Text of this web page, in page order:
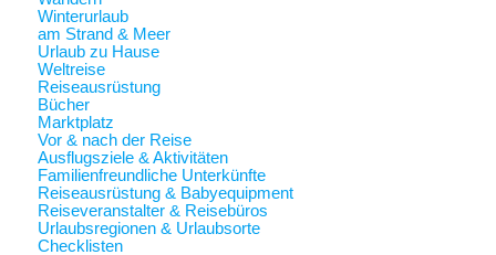
Winterurlaub
am Strand & Meer
Urlaub zu Hause
Weltreise
Reiseausrüstung
Bücher
Marktplatz
Vor & nach der Reise
Ausflugsziele & Aktivitäten
Familienfreundliche Unterkünfte
Reiseausrüstung & Babyequipment
Reiseveranstalter & Reisebüros
Urlaubsregionen & Urlaubsorte
Checklisten